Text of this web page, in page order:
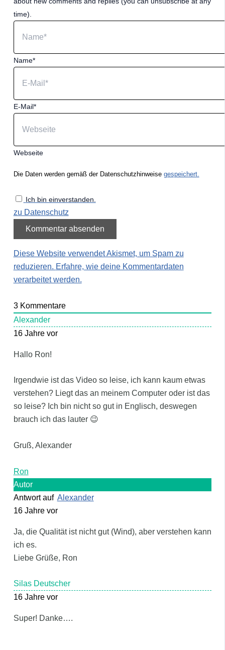
time).
Name*
E-Mail*
Webseite
Die Daten werden gemäß der Datenschutzhinweise gespeichert.
Ich bin einverstanden.
zu Datenschutz
Diese Website verwendet Akismet, um Spam zu
reduzieren. Erfahre, wie deine Kommentardaten
verarbeitet werden.
3Kommentare
Alexander
16 Jahre vor
Hallo Ron!
Irgendwie ist das Video so leise, ich kann kaum etwas
verstehen? Liegt das an meinem Computer oder ist das
so leise? Ich bin nicht so gut in Englisch, deswegen
brauch ich das lauter 😉
Gruß, Alexander
Ron
Autor
Antwort auf Alexander
16 Jahre vor
Ja, die Qualität ist nicht gut (Wind), aber verstehen kann
ich es.
Liebe Grüße, Ron
Silas Deutscher
16 Jahre vor
Super! Danke….